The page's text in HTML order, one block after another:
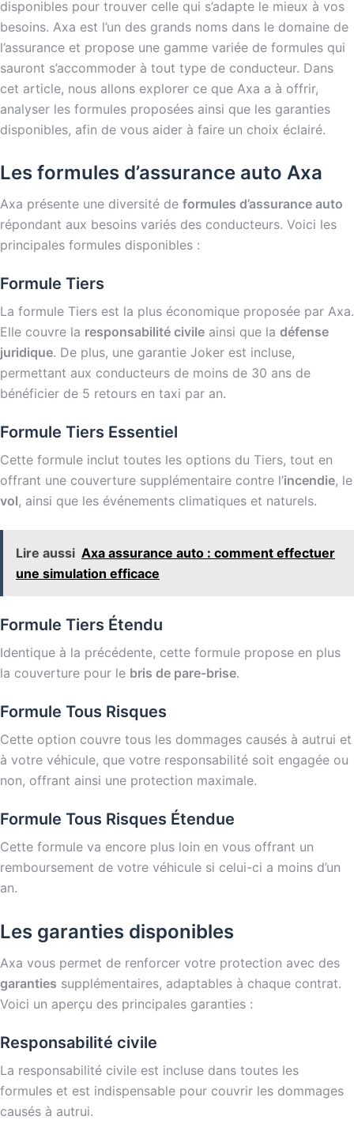
disponibles pour trouver celle qui s’adapte le mieux à vos
besoins. Axa est l’un des grands noms dans le domaine de
l’assurance et propose une gamme variée de formules qui
sauront s’accommoder à tout type de conducteur. Dans
cet article, nous allons explorer ce que Axa a à offrir,
analyser les formules proposées ainsi que les garanties
disponibles, afin de vous aider à faire un choix éclairé.
Les formules d’assurance auto Axa
Axa présente une diversité de formules d’assurance auto
répondant aux besoins variés des conducteurs. Voici les
principales formules disponibles :
Formule Tiers
La formule Tiers est la plus économique proposée par Axa.
Elle couvre la responsabilité civile ainsi que la défense
juridique. De plus, une garantie Joker est incluse,
permettant aux conducteurs de moins de 30 ans de
bénéficier de 5 retours en taxi par an.
Formule Tiers Essentiel
Cette formule inclut toutes les options du Tiers, tout en
offrant une couverture supplémentaire contre l’incendie, le
vol, ainsi que les événements climatiques et naturels.
Lire aussi Axa assurance auto : comment effectuer
une simulation efficace
Formule Tiers Étendu
Identique à la précédente, cette formule propose en plus
la couverture pour le bris de pare-brise.
Formule Tous Risques
Cette option couvre tous les dommages causés à autrui et
à votre véhicule, que votre responsabilité soit engagée ou
non, offrant ainsi une protection maximale.
Formule Tous Risques Étendue
Cette formule va encore plus loin en vous offrant un
remboursement de votre véhicule si celui-ci a moins d’un
an.
Les garanties disponibles
Axa vous permet de renforcer votre protection avec des
garanties supplémentaires, adaptables à chaque contrat.
Voici un aperçu des principales garanties :
Responsabilité civile
La responsabilité civile est incluse dans toutes les
formules et est indispensable pour couvrir les dommages
causés à autrui.